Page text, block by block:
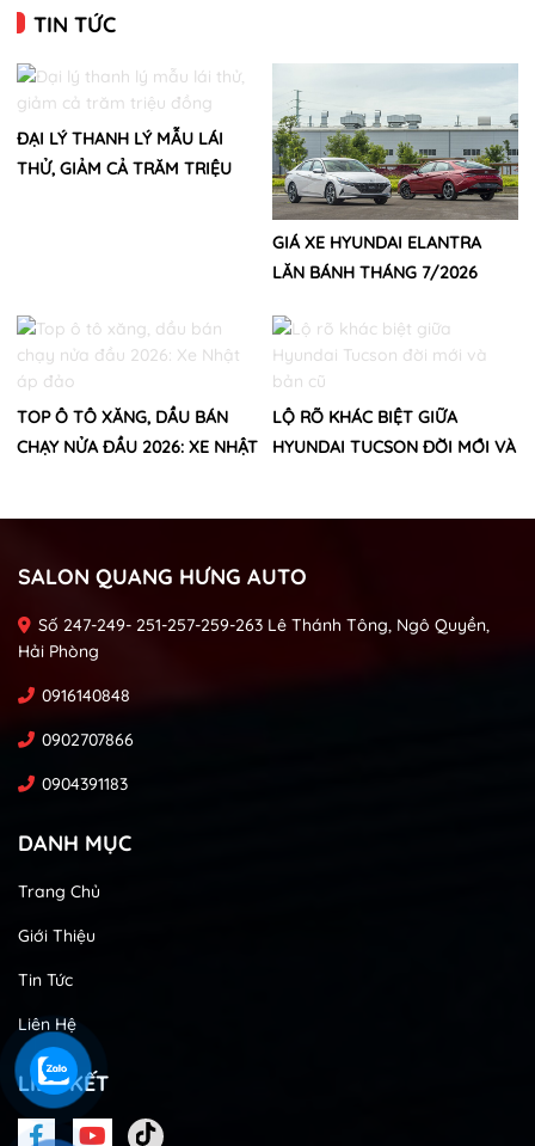
TIN TỨC
ĐẠI LÝ THANH LÝ MẪU LÁI
THỬ, GIẢM CẢ TRĂM TRIỆU
GIÁ XE HYUNDAI ELANTRA
LĂN BÁNH THÁNG 7/2026
TOP Ô TÔ XĂNG, DẦU BÁN
CHẠY NỬA ĐẦU 2026: XE NHẬT
LỘ RÕ KHÁC BIỆT GIỮA
HYUNDAI TUCSON ĐỜI MỚI VÀ
SALON QUANG HƯNG AUTO
Số 247-249- 251-257-259-263 Lê Thánh Tông, Ngô Quyền,
Hải Phòng
0916140848
0902707866
0904391183
DANH MỤC
Trang Chủ
Giới Thiệu
Tin Tức
Liên Hệ
LIÊN KẾT